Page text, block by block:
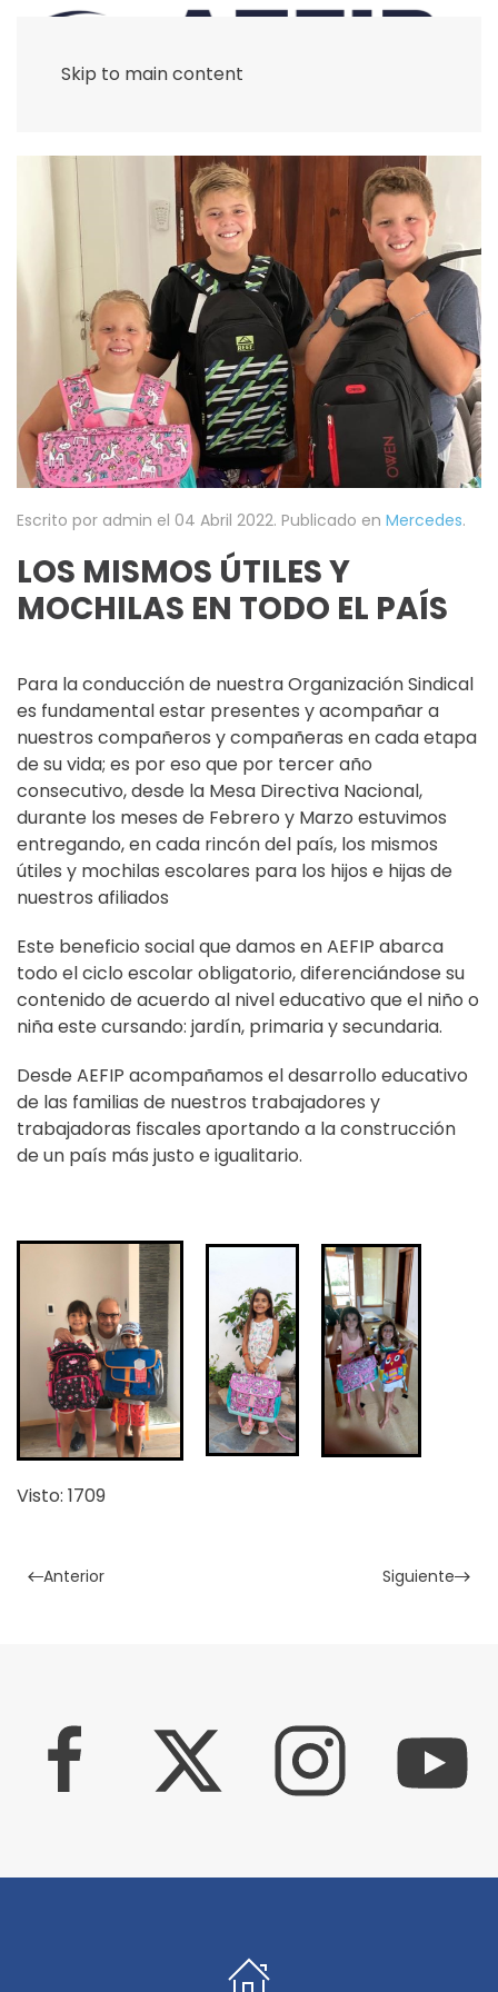
Skip to main content
Escrito por admin el 04 Abril 2022. Publicado en Mercedes.
LOS MISMOS ÚTILES Y
MOCHILAS EN TODO EL PAÍS
Para la conducción de nuestra Organización Sindical
es fundamental estar presentes y acompañar a
nuestros compañeros y compañeras en cada etapa
de su vida; es por eso que por tercer año
consecutivo, desde la Mesa Directiva Nacional,
durante los meses de Febrero y Marzo estuvimos
entregando, en cada rincón del país, los mismos
útiles y mochilas escolares para los hijos e hijas de
nuestros afiliados
Este beneficio social que damos en AEFIP abarca
todo el ciclo escolar obligatorio, diferenciándose su
contenido de acuerdo al nivel educativo que el niño o
niña este cursando: jardín, primaria y secundaria.
Desde AEFIP acompañamos el desarrollo educativo
de las familias de nuestros trabajadores y
trabajadoras fiscales aportando a la construcción
de un país más justo e igualitario.
Visto: 1709
Anterior Siguiente